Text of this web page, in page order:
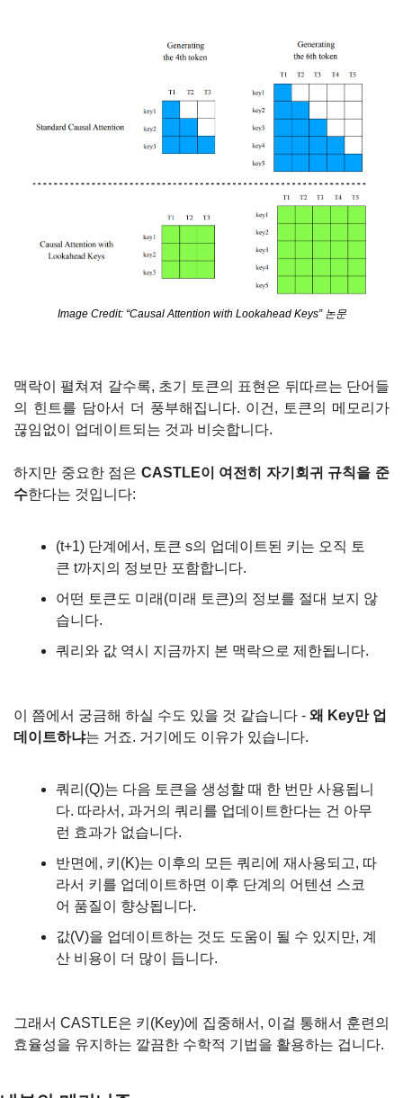
Image Credit: “Causal Attention with Lookahead Keys” 논문
맥락이 펼쳐져 갈수록, 초기 토큰의 표현은 뒤따르는 단어들
의 힌트를 담아서 더 풍부해집니다. 이건, 토큰의 메모리가
끊임없이 업데이트되는 것과 비슷합니다.
하지만 중요한 점은 CASTLE이 여전히 자기회귀 규칙을 준
수한다는 것입니다:
(t+1) 단계에서, 토큰 s의 업데이트된 키는 오직 토
큰 t까지의 정보만 포함합니다.
어떤 토큰도 미래(미래 토큰)의 정보를 절대 보지 않
습니다.
쿼리와 값 역시 지금까지 본 맥락으로 제한됩니다.
이 쯤에서 궁금해 하실 수도 있을 것 같습니다 - 왜 Key만 업
데이트하냐는 거죠. 거기에도 이유가 있습니다.
쿼리(Q)는 다음 토큰을 생성할 때 한 번만 사용됩니
다. 따라서, 과거의 쿼리를 업데이트한다는 건 아무
런 효과가 없습니다.
반면에, 키(K)는 이후의 모든 쿼리에 재사용되고, 따
라서 키를 업데이트하면 이후 단계의 어텐션 스코
어 품질이 향상됩니다.
값(V)을 업데이트하는 것도 도움이 될 수 있지만, 계
산 비용이 더 많이 듭니다.
그래서 CASTLE은 키(Key)에 집중해서, 이걸 통해서 훈련의
효율성을 유지하는 깔끔한 수학적 기법을 활용하는 겁니다.